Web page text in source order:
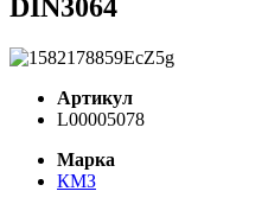
DIN3064
Артикул
L00005078
Марка
КМЗ